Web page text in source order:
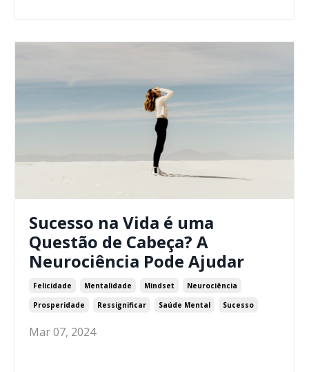
Sucesso na Vida é uma
Questão de Cabeça? A
Neurociência Pode Ajudar
Felicidade Mentalidade Mindset
Neurociência
Prosperidade
Ressignificar Saúde Mental Sucesso
Mar 07, 2024